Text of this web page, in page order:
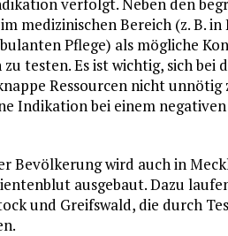
medizinischen Bereich (z. B.
Pflege) als mögliche
testen. Es ist wichtig, sich bei
Ressourcen nicht unnötig
Indikation bei einem
Bevölkerung wird auch in
ausgebaut. Dazu
und Greifswald, die durch